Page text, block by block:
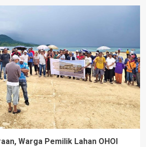
Warga Pemilik Lahan OHOI